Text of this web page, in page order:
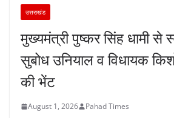
उत्तराखंड
मुख्यमंत्री पुष्कर सिंह धामी से
सुबोध उनियाल व विधायक
की भेंट
August 1, 2026 Pahad Times